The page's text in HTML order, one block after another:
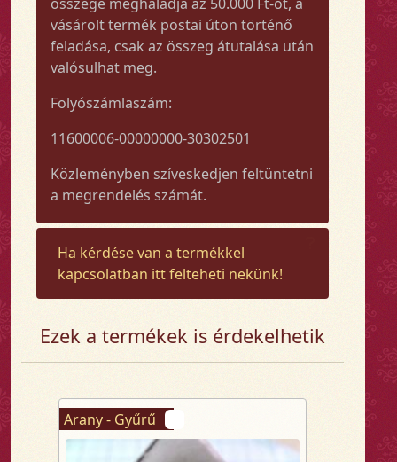
vásárolt termék postai úton történő
feladása, csak az összeg átutalása után
valósulhat meg.
Folyószámlaszám:
11600006-00000000-30302501
Közleményben szíveskedjen feltüntetni
a megrendelés számát.
Ha kérdése van a termékkel
kapcsolatban itt felteheti nekünk!
Ezek a termékek is érdekelhetik
Arany - Gyűrű